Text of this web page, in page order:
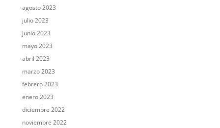
agosto 2023
julio 2023
junio 2023
mayo 2023
abril 2023
marzo 2023
febrero 2023
enero 2023
diciembre 2022
noviembre 2022